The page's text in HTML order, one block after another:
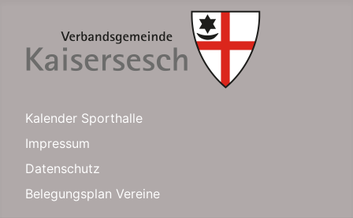
Kalender Sporthalle
Impressum
Datenschutz
Belegungsplan Vereine